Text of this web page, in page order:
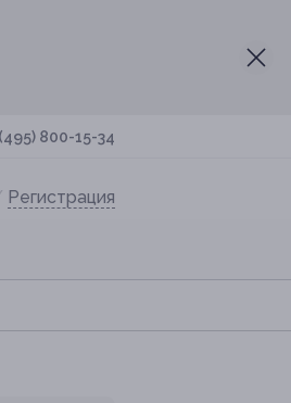
800-15-34
Регистрация